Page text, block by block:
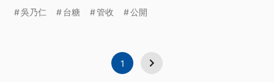
台糖被動撤回，也希望債務協商順利。
吳乃仁 台糖 管收 公開
1